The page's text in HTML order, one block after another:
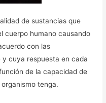
de sustancias que
cuerpo humano causando
con las
cuya respuesta en cada
de la capacidad de
tenga.